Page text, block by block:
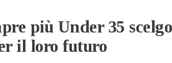
più Under 35
il loro futuro